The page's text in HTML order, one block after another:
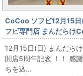
CoCoo ソフビ12月15日
フビ専門店 まんだらけ
周年記念 「DELTA
ROBOTERROR」
12月15日(日) まんだら
開店5周年記念 ！！ 感
ちを込...